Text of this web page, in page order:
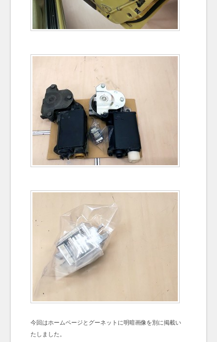
今回はホームページとグーネットに明暗画像を別に掲載い
たしました。